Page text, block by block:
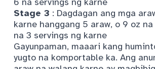
Stage 3 : Dagdagan ang mga
karne hanggang 5 araw, o 9 oz
na 3 servings ng karne
Gayunpaman, maaari kang
yugto na komportable ka. Ang